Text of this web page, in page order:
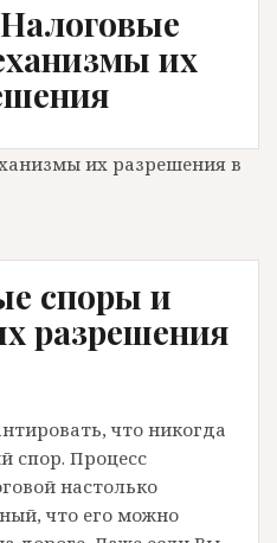
их
их разрешения в
споры и
разрешения
что никогда
спор. Процесс
настолько
что его можно